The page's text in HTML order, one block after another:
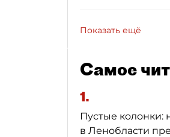
Показать ещё
Самое
1.
Пустые колонки:
в Ленобласти